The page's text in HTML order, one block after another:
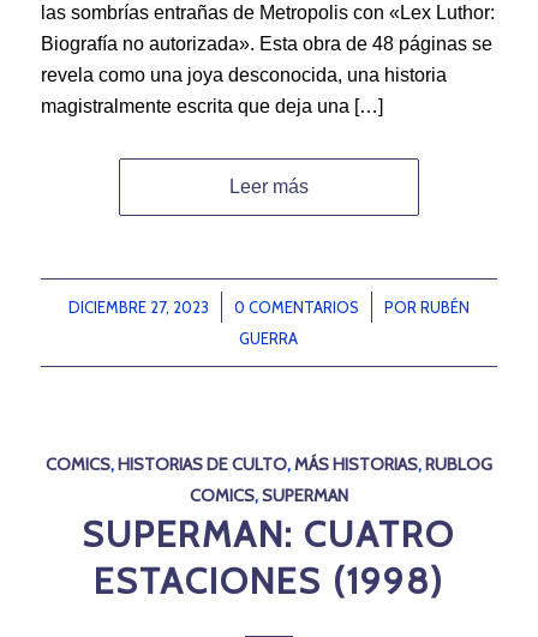
las sombrías entrañas de Metropolis con «Lex Luthor:
Biografía no autorizada». Esta obra de 48 páginas se
revela como una joya desconocida, una historia
magistralmente escrita que deja una […]
Leer más
DICIEMBRE 27, 2023
/ 0 COMENTARIOS
/ POR RUBÉN
GUERRA
COMICS,HISTORIAS DE CULTO,MÁS HISTORIAS,RUBLOG
COMICS,SUPERMAN
SUPERMAN: CUATRO
ESTACIONES (1998)